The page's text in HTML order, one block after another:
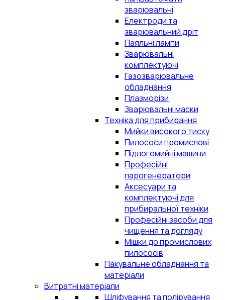
зварювальні
Електроди та
зварювальний дріт
Паяльні лампи
Зварювальні
комплектуючі
Газозварювальне
обладнання
Плазморізи
Зварювальні маски
Техніка для прибирання
Мийки високого тиску
Пилососи промислові
Підлогомийні машини
Професійні
парогенератори
Аксесуари та
комплектуючі для
прибиральної техніки
Професійні засоби для
чищення та догляду
Мішки до промислових
пилососів
Пакувальне обладнання та
матеріали
Витратні матеріали
Шліфування та полірування